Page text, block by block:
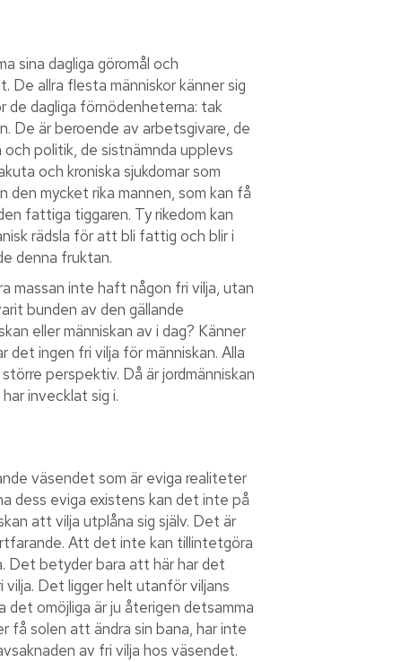
sina dagliga göromål och
De allra flesta människor känner sig
de dagliga förnödenheterna: tak
De är beroende av arbetsgivare, de
politik, de sistnämnda upplevs
och kroniska sjukdomar som
den mycket rika mannen, som kan få
fattiga tiggaren. Ty rikedom kan
rädsla för att bli fattig och blir i
denna fruktan.
massan inte haft någon fri vilja, utan
bunden av den gällande
eller människan av i dag? Känner
ingen fri vilja för människan. Alla
perspektiv. Då är jordmänniskan
invecklat sig i.
väsendet som är eviga realiteter
dess eviga existens kan det inte på
att vilja utplåna sig själv. Det är
Att det inte kan tillintetgöra
Det betyder bara att här har det
Det ligger helt utanför viljans
omöjliga är ju återigen detsamma
få solen att ändra sin bana, har inte
av fri vilja hos väsendet.